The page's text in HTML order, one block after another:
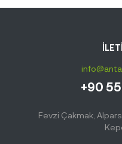
+90
Fevzi Çakmak,